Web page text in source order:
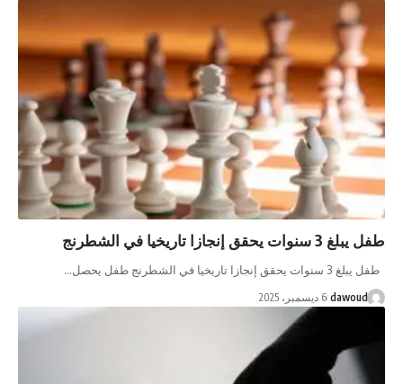
في الشطرنج
6 ديسمبر، 2025